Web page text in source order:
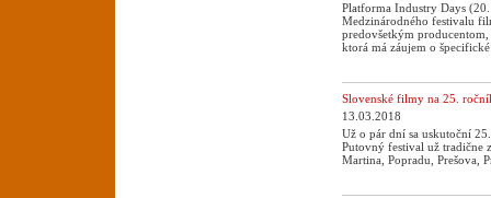
Platforma Industry Days
Medzinárodného festivalu
predovšetkým
ktorá má záujem o
Slovenské filmy na 25.
13.03.2018
Už o pár dní sa uskutoční
Putovný festival už tradične
Martina, Popradu, Prešova,